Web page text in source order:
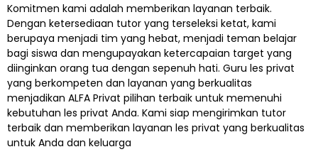
Komitmen kami adalah memberikan layanan terbaik.
Dengan ketersediaan tutor yang terseleksi ketat, kami
berupaya menjadi tim yang hebat, menjadi teman belajar
bagi siswa dan mengupayakan ketercapaian target yang
diinginkan orang tua dengan sepenuh hati. Guru les privat
yang berkompeten dan layanan yang berkualitas
menjadikan ALFA Privat pilihan terbaik untuk memenuhi
kebutuhan les privat Anda. Kami siap mengirimkan tutor
terbaik dan memberikan layanan les privat yang berkualitas
untuk Anda dan keluarga